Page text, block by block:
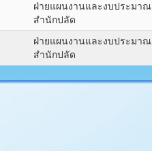
ฝ่ายแผนงานและงบประมาณ
สำนักปลัด
ฝ่ายแผนงานและงบประมาณ
สำนักปลัด